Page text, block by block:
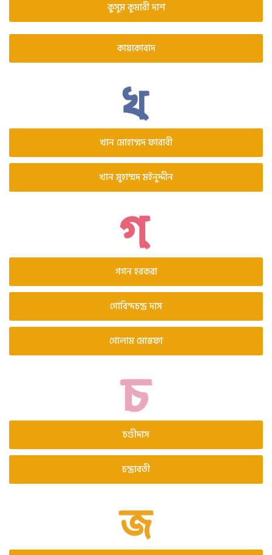
কুসুম কুমারী দাশ
কায়কোবাদ
খান মোহাম্মদ ফারাবী
খান মুহাম্মদ মইনুদ্দীন
গগন হরকরা
গোবিন্দচন্দ্র দাস
গোলাম মোস্তফা
চণ্ডীদাস
চন্দ্রাবতী